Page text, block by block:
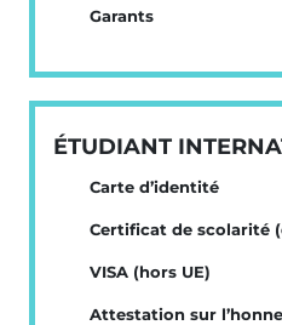
Garants
ÉTUDIANT
Carte d’identité
Certificat de scolarité
VISA (hors UE)
Attestation sur